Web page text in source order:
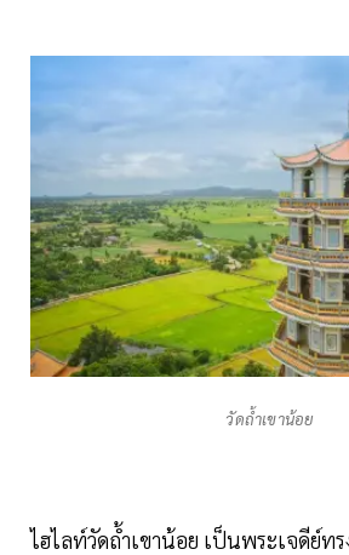
วัดถ้ำเขาน้อย
ไฮไลท์วัดถ้ำเขาน้อย เป็นพระเจดีย์ทร